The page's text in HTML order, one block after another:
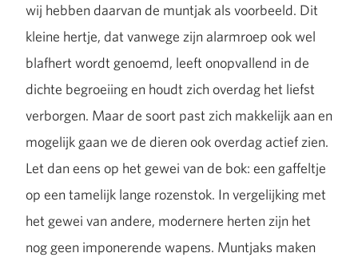
wij hebben daarvan de muntjak als voorbeeld. Dit
kleine hertje, dat vanwege zijn alarmroep ook wel
blafhert wordt genoemd, leeft onopvallend in de
dichte begroeiing en houdt zich overdag het liefst
verborgen. Maar de soort past zich makkelijk aan en
mogelijk gaan we de dieren ook overdag actief zien.
Let dan eens op het gewei van de bok: een gaffeltje
op een tamelijk lange rozenstok. In vergelijking met
het gewei van andere, modernere herten zijn het
nog geen imponerende wapens. Muntjaks maken